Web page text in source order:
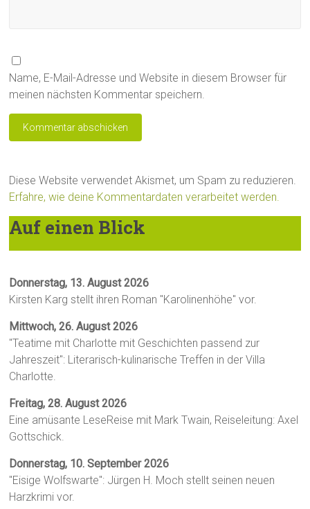
Name, E-Mail-Adresse und Website in diesem Browser für
meinen nächsten Kommentar speichern.
Diese Website verwendet Akismet, um Spam zu reduzieren.
Erfahre, wie deine Kommentardaten verarbeitet werden.
Auf einen Blick
Donnerstag, 13. August 2026
Kirsten Karg stellt ihren Roman "Karolinenhöhe" vor.
Mittwoch, 26. August 2026
"Teatime mit Charlotte mit Geschichten passend zur
Jahreszeit": Literarisch-kulinarische Treffen in der Villa
Charlotte.
Freitag, 28. August 2026
Eine amüsante LeseReise mit Mark Twain, Reiseleitung: Axel
Gottschick.
Donnerstag, 10. September 2026
"Eisige Wolfswarte": Jürgen H. Moch stellt seinen neuen
Harzkrimi vor.